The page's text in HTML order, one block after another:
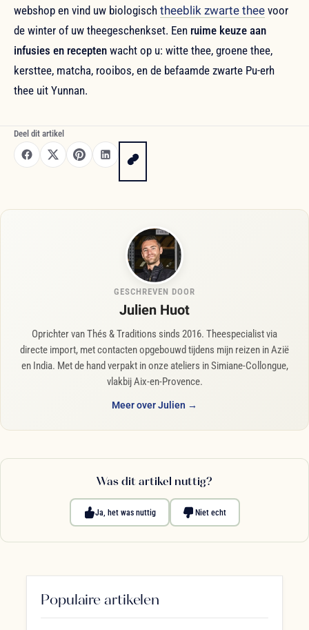
webshop en vind uw biologisch theeblik zwarte thee voor
de winter of uw theegeschenkset. Een ruime keuze aan
infusies en recepten wacht op u: witte thee, groene thee,
kersttee, matcha, rooibos, en de befaamde zwarte Pu-erh
thee uit Yunnan.
Deel dit artikel
GESCHREVEN DOOR
Julien Huot
Oprichter van Thés & Traditions sinds 2016. Theespecialist via
directe import, met contacten opgebouwd tijdens mijn reizen in Azië
en India. Met de hand verpakt in onze ateliers in Simiane-Collongue,
vlakbij Aix-en-Provence.
Meer over Julien →
Was dit artikel nuttig?
Ja, het was nuttig Niet echt
Populaire artikelen